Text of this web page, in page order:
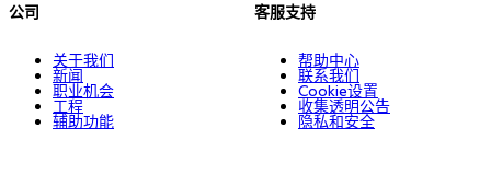
公司
关于我们
新闻
职业机会
工程
辅助功能
客服支持
帮助中心
联系我们
Cookie设置
收集透明公告
隐私和安全